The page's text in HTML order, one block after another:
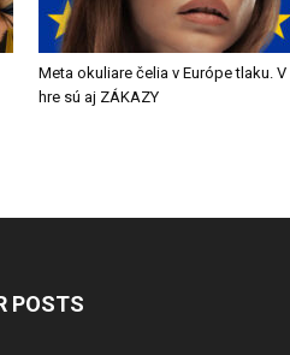
Meta okuliare čelia v Európe tlaku. V
hre sú aj ZÁKAZY
POSTS